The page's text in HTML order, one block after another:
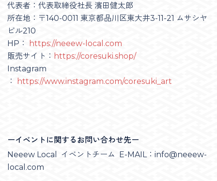
代表者：代表取締役社長 濱田健太郎
所在地：〒140-0011 東京都品川区東大井3-11-21 ムサシヤ
ビル210
HP：
https://neeew-local.com
販売サイト： https://coresuki.shop/
Instagram
：
https://www.instagram.com/coresuki_art
ーイベントに関するお問い合わせ先ー
Neeew Local イベントチーム E-MAIL：info@neeew-
local.com